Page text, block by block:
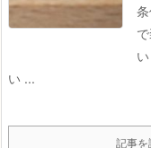
い ...
記事を